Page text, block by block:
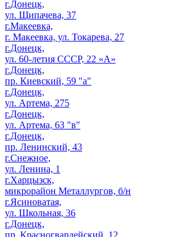
г.Донецк,
ул. Щипачева, 37
г.Макеевка,
г. Макеевка, ул. Токарева, 27
г.Донецк,
ул. 60-летия СССР, 22 «А»
г.Донецк,
пр. Киевский, 59 "а"
г.Донецк,
ул. Артема, 275
г.Донецк,
ул. Артема, 63 "в"
г.Донецк,
пр. Ленинский, 43
г.Снежное,
ул. Ленина, 1
г.Харцызск,
микрорайон Металлургов, б/н
г.Ясиноватая,
ул. Школьная, 36
г.Донецк,